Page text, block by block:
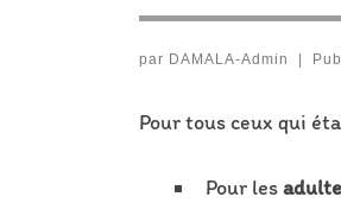
par DAMALA-Admin
Pour tous ceux qui
Pour les